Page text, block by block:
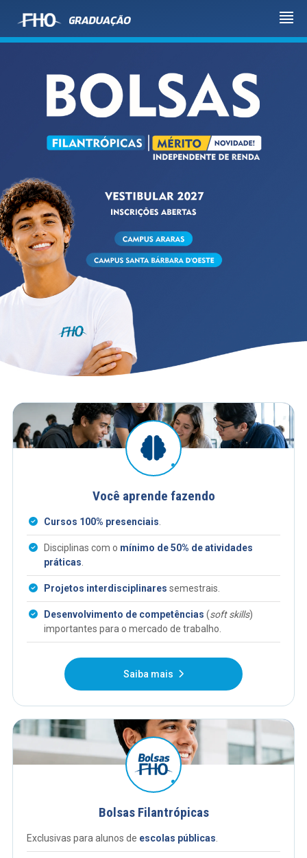
Você aprende fazendo
Cursos 100% presenciais
Disciplinas com o mínimo de 50% de atividades
práticas
Projetos interdisciplinares semestrais.
Desenvolvimento de competências (soft skills)
importantes para o mercado de trabalho.
Saiba mais
Bolsas Filantrópicas
Exclusivas para alunos de escolas públicas